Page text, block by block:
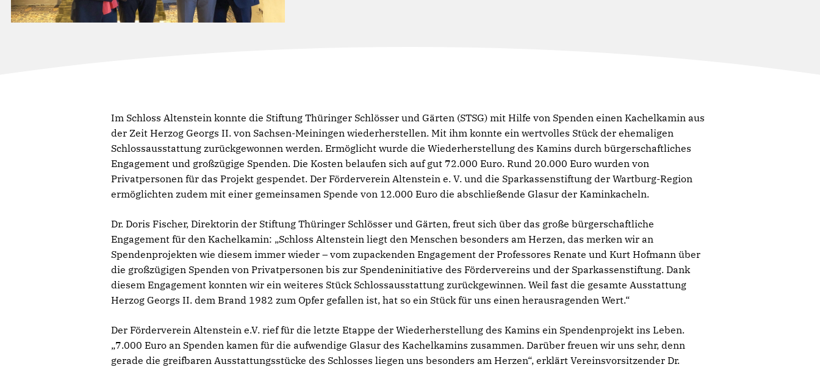
Im Schloss Altenstein konnte die Stiftung Thüringer Schlösser und Gärten (STSG) mit Hilfe von Spenden einen Kachelkamin aus
der Zeit Herzog Georgs II. von Sachsen-Meiningen wiederherstellen. Mit ihm konnte ein wertvolles Stück der ehemaligen
Schlossausstattung zurückgewonnen werden. Ermöglicht wurde die Wiederherstellung des Kamins durch bürgerschaftliches
Engagement und großzügige Spenden. Die Kosten belaufen sich auf gut 72.000 Euro. Rund 20.000 Euro wurden von
Privatpersonen für das Projekt gespendet. Der Förderverein Altenstein e. V. und die Sparkassenstiftung der Wartburg-Region
ermöglichten zudem mit einer gemeinsamen Spende von 12.000 Euro die abschließende Glasur der Kaminkacheln.
Dr. Doris Fischer, Direktorin der Stiftung Thüringer Schlösser und Gärten, freut sich über das große bürgerschaftliche
Engagement für den Kachelkamin: „Schloss Altenstein liegt den Menschen besonders am Herzen, das merken wir an
Spendenprojekten wie diesem immer wieder – vom zupackenden Engagement der Professores Renate und Kurt Hofmann über
die großzügigen Spenden von Privatpersonen bis zur Spendeninitiative des Fördervereins und der Sparkassenstiftung. Dank
diesem Engagement konnten wir ein weiteres Stück Schlossausstattung zurückgewinnen. Weil fast die gesamte Ausstattung
Herzog Georgs II. dem Brand 1982 zum Opfer gefallen ist, hat so ein Stück für uns einen herausragenden Wert.“
Der Förderverein Altenstein e.V. rief für die letzte Etappe der Wiederherstellung des Kamins ein Spendenprojekt ins Leben.
„7.000 Euro an Spenden kamen für die aufwendige Glasur des Kachelkamins zusammen. Darüber freuen wir uns sehr, denn
gerade die greifbaren Ausstattungsstücke des Schlosses liegen uns besonders am Herzen“, erklärt Vereinsvorsitzender Dr.